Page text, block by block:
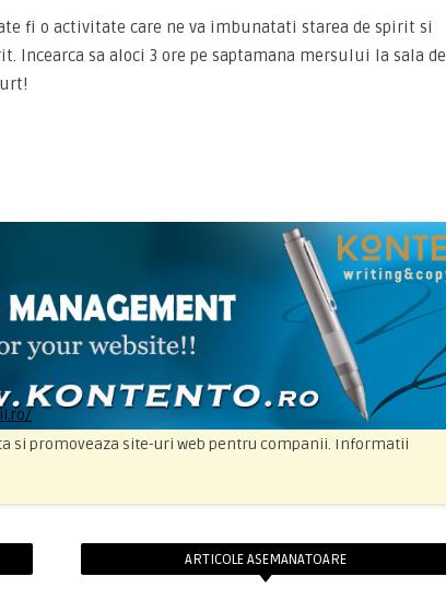
fi o activitate care ne va imbunatati starea de spirit si
Incearca sa aloci 3 ore pe saptamana mersului la sala de
si promoveaza site-uri web pentru companii. Informatii
ARTICOLE ASEMANATOARE